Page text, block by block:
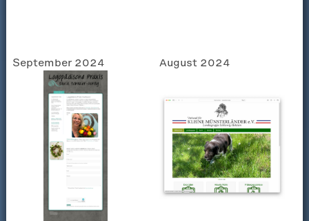
September 2024 August 2024